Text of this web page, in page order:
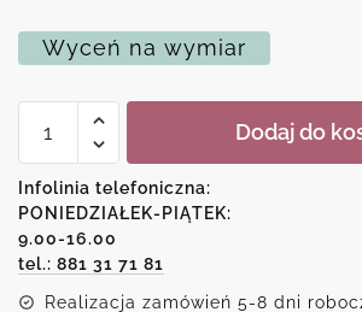
Wyceń na wymiar
Plakat
Dodaj do
Infolinia telefoniczna:
PONIEDZIAŁEK-PIĄTEK:
9.00-16.00
tel.: 881 31 71 81
Realizacja zamówień 5-8 dni